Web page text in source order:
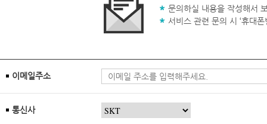
문의하실 내용을 작성해서
서비스 관련 문의 시 ‘휴대
이메일주소
통신사